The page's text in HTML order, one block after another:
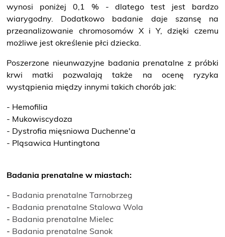
wynosi poniżej 0,1 % - dlatego test jest bardzo
wiarygodny. Dodatkowo badanie daje szansę na
przeanalizowanie chromosomów X i Y, dzięki czemu
możliwe jest określenie płci dziecka.
Poszerzone nieunwazyjne badania prenatalne z próbki
krwi matki pozwalają także na ocenę ryzyka
wystąpienia między innymi takich chorób jak:
- Hemofilia
- Mukowiscydoza
- Dystrofia mięsniowa Duchenne'a
- Pląsawica Huntingtona
Badania prenatalne w miastach:
- Badania prenatalne Tarnobrzeg
- Badania prenatalne Stalowa Wola
- Badania prenatalne Mielec
- Badania prenatalne Sanok